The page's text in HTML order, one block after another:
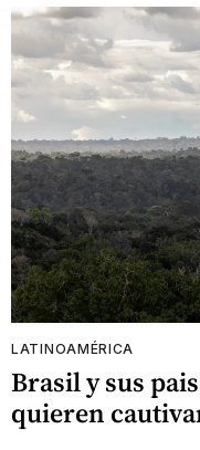
LATINOAMÉRICA
Brasil y sus
quieren